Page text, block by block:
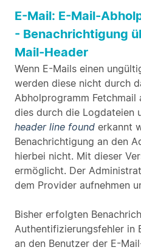
E-Mail: E-Mail-
- Benachrichtigung
Mail-Header
Wenn E-Mails einen
werden diese nicht durch
Abholprogramm Fetchmail
dies durch die Logdateien
header line found erkannt
Benachrichtigung an den
hierbei nicht. Mit dieser
ermöglicht. Der
dem Provider aufnehmen
Bisher erfolgten
Authentifizierungsfehler in
an den Benutzer der E-